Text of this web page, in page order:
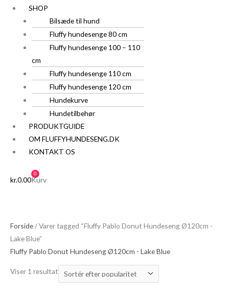
SHOP
Bilsæde til hund
Fluffy hundesenge 80 cm
Fluffy hundesenge 100 – 110
cm
Fluffy hundesenge 110 cm
Fluffy hundesenge 120 cm
Hundekurve
Hundetilbehør
PRODUKTGUIDE
OM FLUFFYHUNDESENG.DK
KONTAKT OS
kr.0.00
0
Kurv
Forside/ Varer tagged “Fluffy Pablo Donut Hundeseng Ø120cm -
Lake Blue”
Fluffy Pablo Donut Hundeseng Ø120cm - Lake Blue
Viser 1 resultat